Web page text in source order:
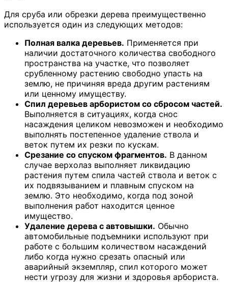
Для сруба или обрезки дерева преимущественно
используется один из следующих методов:
Полная валка деревьев. Применяется при
наличии достаточного количества свободного
пространства на участке, что позволяет
срубленному растению свободно упасть на
землю, не причиняя вреда другим растениям
или ценному имуществу.
Спил деревьев арбористом со сбросом частей.
Выполняется в ситуациях, когда снос
насаждения целиком невозможен и необходимо
выполнять постепенное удаление ствола и
веток путем их резки по кускам.
Срезание со спуском фрагментов. В данном
случае верхолаз выполняет ликвидацию
растения путем спила частей ствола и веток с
их подвязыванием и плавным спуском на
землю. Это необходимо, когда под зоной
выполнения работ находится ценное
имущество.
Удаление дерева с автовышки. Обычно
автомобильные подъемники используют при
работе с большим количеством насаждений
либо когда нужно срезать опасный или
аварийный экземпляр, спил которого может
нести угрозу для жизни и здоровья арбориста.